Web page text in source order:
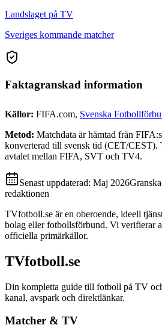
Landslaget på TV
Sveriges kommande matcher
Faktagranskad information
Källor: FIFA.com, Svenska
Metod: Matchdata är hämtad från
konverterad till svensk tid (CET/CEST).
avtalet mellan FIFA, SVT och TV4.
Senast uppdaterad: Maj 2026
redaktionen
TVfotboll.se är en oberoende, ideell
bolag eller fotbollsförbund. Vi verifierar
officiella primärkällor.
TVfotboll.se
Din kompletta guide till fotboll på TV
kanal, avspark och direktlänkar.
Matcher & TV